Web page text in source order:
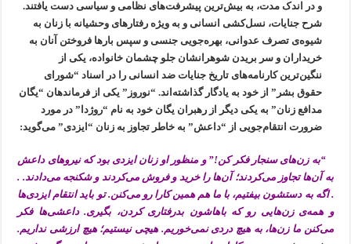
و در اندک مدت، به بیش‌ترین پیشرفت‌های نظامی و سیاسی دست یافتند.
شرح جنایات، نسل‌کشی انسانی و به ویژه رفتارهای وحشیانه با زنان به
شیوه‌ی تصرف عدوانی، بهره‌جویی جنسی و سپس بارها فروختن آنان به
خریداران و سر بریدن شوهرانشان جلو چشمان خانواده، یکی از
ننگین‌ترین کارنامه‌های تاریخ جنایات ضد انسانی را در اسناد “شورای
حقوق بشر” از خود به یادگار گذاشته‌اند. “نوروز” یکی از فرماندهان “یگان
مدافع زنان” به یکی دیگر از رهبران یگان خود به نام “روژدا” در مورد
ضرورت انتقام‌جویی از “داعش” به خاطر تجاوز به زنان “ایزدی” می‌گوید:
“به زن‌های سنجار فکر کن!” و منظور او زنان ایزدی بود که نیروهای داعش
به آن‌ها تجاوز می‌کردند؛ آن‌ها را خرید و فروش می‌کردند و شکنجه می‌دادند. .
. اگه به دستشون بیفتیم، با ما هم همین کارا رو می‌کنن. تو باید انتقام ایزدی‌ها
و همه‌ی زن‌هایی رو که باهاشون بدرفتاری کردن، بگیری. داعشی‌ها فکر
می‌کنن ما زن‌ها، به هیچ دردی نمی‌خوریم. هیچی نیستیم؛ هیچ ارزشی نداریم.